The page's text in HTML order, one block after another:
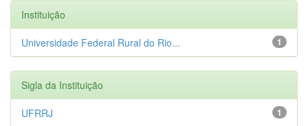
Instituição
1
Universidade Federal Rural do Rio...
Sigla da Instituição
1
UFRRJ